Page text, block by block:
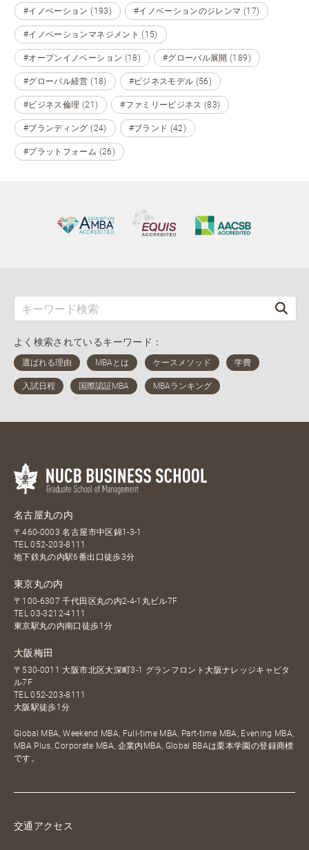
#イノベーション (193) #イノベーションのジレンマ (17)
#イノベーションマネジメント (15)
#オープンイノベーション (18) #グローバル展開 (189)
#グローバル経営 (18) #ビジネスモデル (56)
#ビジネス倫理 (21) #ファミリービジネス (83)
#ブランディング (24) #ブランド (42)
#プラットフォーム (26)
よく検索されているキーワード：
名古屋丸の内
〒460-0003 名古屋市中区錦1-3-1
TEL052-203-8111
地下鉄丸の内駅6番出口徒歩3分
東京丸の内
〒100-6307 千代田区丸の内2-4-1丸ビル7F
TEL03-3212-4111
東京駅丸の内南口徒歩1分
大阪梅田
〒530-0011 大阪市北区大深町3-1 グランフロント大阪ナレッジキャピタ
ル7F
TEL052-203-8111
大阪駅徒歩1分
Global MBA, Weekend MBA, Full-time MBA, Part-time MBA, Evening MBA,
MBA Plus, Corporate MBA, 企業内MBA, Global BBAは栗本学園の登録商標
です。
交通アクセス